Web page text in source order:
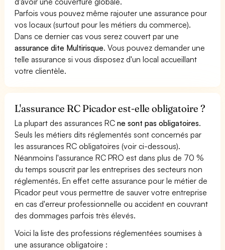
Parfois vous pouvez même rajouter une assurance pour
vos locaux (surtout pour les métiers du commerce).
Dans ce dernier cas vous serez couvert par une
assurance dite Multirisque. Vous pouvez demander une
telle assurance si vous disposez d'un local accueillant
votre clientèle.
L'assurance RC Picador est-elle obligatoire ?
La plupart des assurances RCne sont pas obligatoires.
Seuls les métiers dits réglementés sont concernés par
les assurances RC obligatoires (voir ci-dessous).
Néanmoins l'assurance RC PRO est dans plus de 70 %
du temps souscrit par les entreprises des secteurs non
réglementés. En effet cette assurance pour le métier de
Picador peut vous permettre de sauver votre entreprise
en cas d'erreur professionnelle ou accident en couvrant
des dommages parfois très élevés.
Voici la liste des professions réglementées soumises à
une assurance obligatoire :